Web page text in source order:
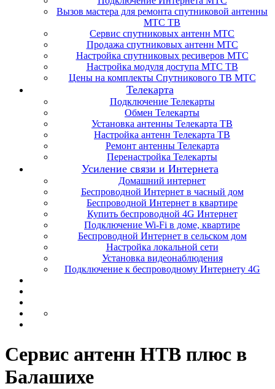
Вызов мастера для ремонта спутниковой антенны
МТС ТВ
Сервис спутниковых антенн МТС
Продажа спутниковых антенн МТС
Настройка спутниковых ресиверов МТС
Настройка модуля доступа МТС ТВ
Цены на комплекты Спутникового ТВ МТС
Телекарта
Подключение Телекарты
Обмен Телекарты
Установка антенны Телекарта ТВ
Настройка антенн Телекарта ТВ
Ремонт антенны Телекарта
Перенастройка Телекарты
Усиление связи и Интернета
Домашний интернет
Беспроводной Интернет в часный дом
Беспроводной Интернет в квартире
Купить беспроводной 4G Интернет
Подключение Wi-Fi в доме, квартире
Беспроводной Интернет в сельском дом
Настройка локальной сети
Установка видеонаблюдения
Подключение к беспроводному Интернету 4G
Сервис антенн НТВ плюс в
Балашихе